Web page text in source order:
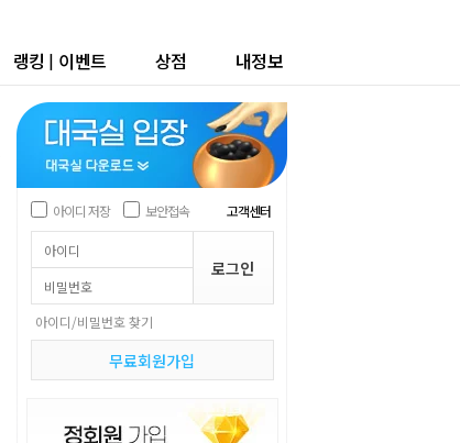
랭킹 | 이벤트 상점 내정보
아이디 저장 보안접속 고객센터
아이디/비밀번호 찾기
무료회원가입